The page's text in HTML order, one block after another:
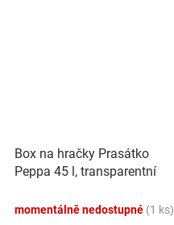
Box na hračky Prasátko
Peppa 45 l, transparentní
momentálně nedostupné (1 ks)